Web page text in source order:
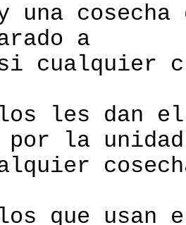
cosecha
a
dan el
por la
usan el